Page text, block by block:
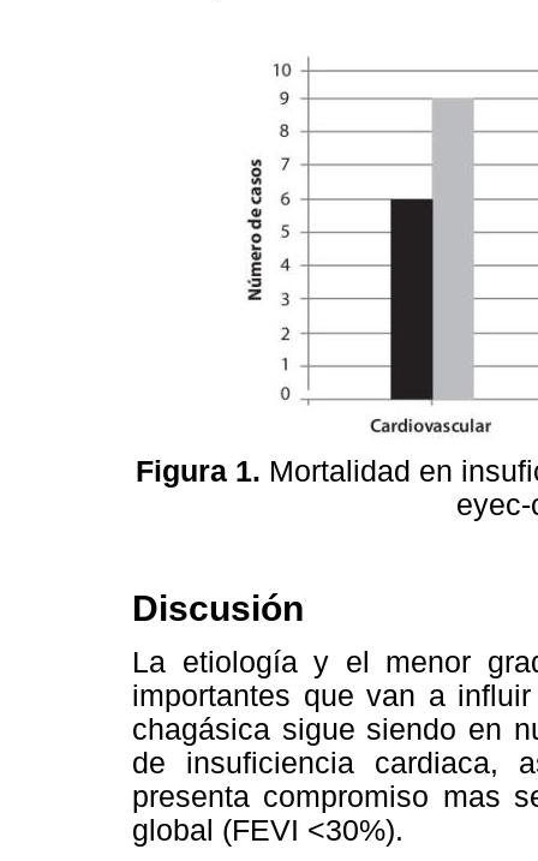
Figura 1. Mortalidad en
Discusión
La etiología y el menor
importantes que van a
chagásica sigue siendo en
de insuficiencia cardiaca,
presenta compromiso mas
global (FEVI <30%).